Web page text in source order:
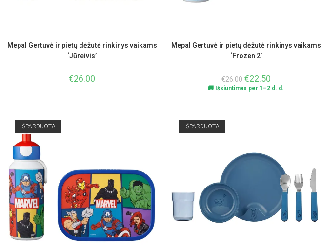
Mepal Gertuvė ir pietų dėžutė rinkinys vaikams
‘Jūreivis’
€26.00
Mepal Gertuvė ir pietų dėžutė rinkinys vaikams
‘Frozen 2’
€26.00 €22.50
🚚 Išsiuntimas per 1–2 d. d.
IŠPARDUOTA IŠPARDUOTA